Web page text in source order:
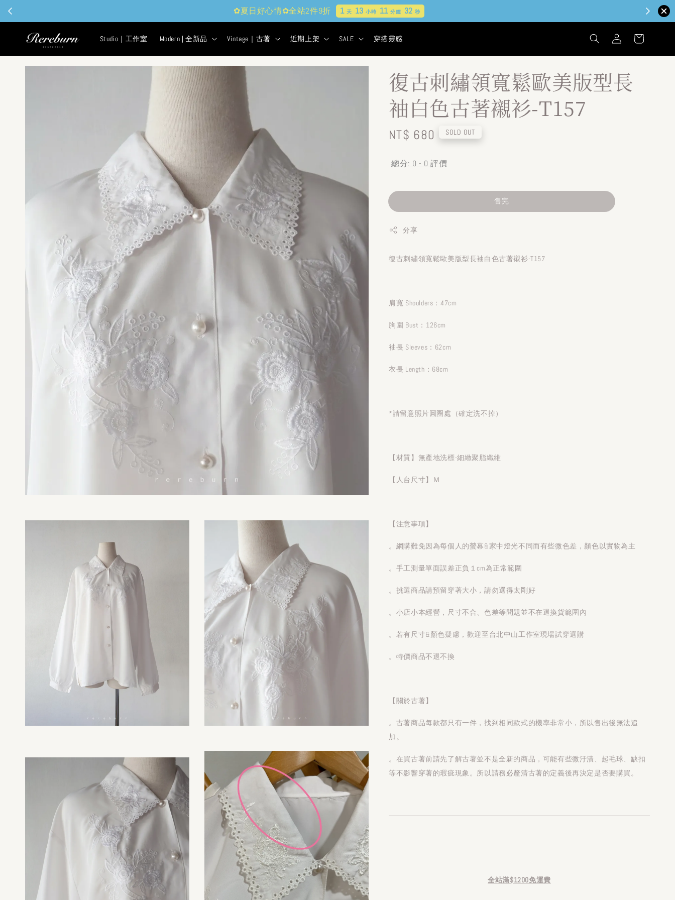
現貨&古著★超商取貨付款$399免運 1 天 13小時 11分鐘
Studio｜工作室 Modern | 全新品 Vintage｜古著 近期上架 SALE 穿搭靈感
復古刺繡領寬鬆歐美版型長
袖白色古著襯衫-T157
Regular
NT$ 680 SOLD OUT
總分: 0 - 0 評價
售完
分享
復古刺繡領寬鬆歐美版型長袖白色古著襯衫-T157
肩寬 Shoulders：47cm
胸圍 Bust：126cm
袖長 Sleeves：62cm
衣長 Length：68cm
*請留意照片圓圈處（確定洗不掉）
【材質】無產地洗標-細緻聚脂纖維
【人台尺寸】Ｍ
【注意事項】
。網購難免因為每個人的螢幕&家中燈光不同而有些微色差，顏色以實物為主
。手工測量單面誤差正負１cm為正常範圍
。挑選商品請預留穿著大小，請勿選得太剛好
。小店小本經營，尺寸不合、色差等問題並不在退換貨範圍內
。若有尺寸&顏色疑慮，歡迎至台北中山工作室現場試穿選購
。特價商品不退不換
【關於古著】
。古著商品每款都只有一件，找到相同款式的機率非常小，所以售出後無法追
加。
。在買古著前請先了解古著並不是全新的商品，可能有些微汙漬、起毛球、缺扣
等不影響穿著的瑕疵現象。所以請務必釐清古著的定義後再決定是否要購買。
全站滿$1200免運費